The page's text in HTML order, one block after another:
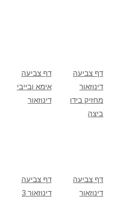
דף צביעה
אימא ובייבי
דינוזאור
דף צביעה
דינוזאור
מחזיק בידו
ביצה
דף צביעה
דינוזאור 3
דף צביעה
דינוזאור